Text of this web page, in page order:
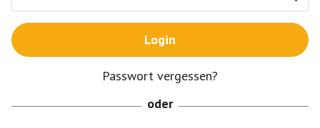
Login
Passwort vergessen?
oder